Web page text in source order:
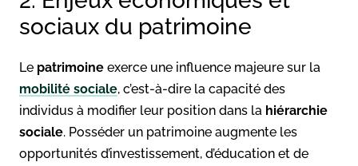
sociaux du patrimoine
Le patrimoine exerce une influence majeure sur la
mobilité sociale, c’est-à-dire la capacité des
individus à modifier leur position dans la hiérarchie
sociale. Posséder un patrimoine augmente les
opportunités d’investissement, d’éducation et de